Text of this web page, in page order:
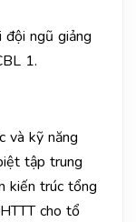
đội ngũ giảng
1.
và kỹ năng
tập trung
kiến trúc tổng
cho tổ